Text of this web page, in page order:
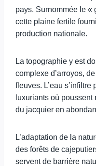
pays. Surnommée le «
cette plaine fertile
production nationale.
La topographie y est
complexe d’arroyos,
fleuves. L’eau
luxuriants où
du jacquier en
L’adaptation de la
des forêts de
servent de barrière